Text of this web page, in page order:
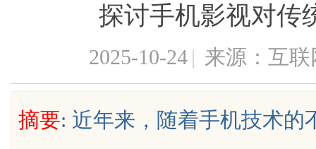
探讨手机影视对传
2025-10-24 | 来源：互联
摘要: 近年来，随着手机技术的